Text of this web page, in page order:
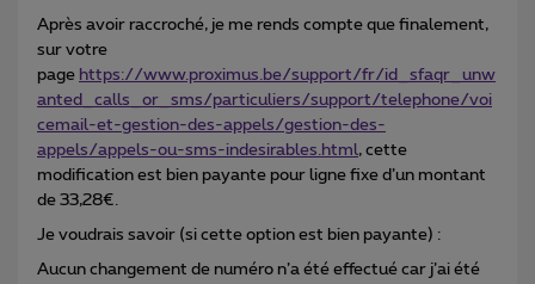
Après avoir raccroché, je me rends compte que finalement,
sur votre
page https://www.proximus.be/support/fr/id_sfaqr_unw
anted_calls_or_sms/particuliers/support/telephone/voi
cemail-et-gestion-des-appels/gestion-des-
appels/appels-ou-sms-indesirables.html, cette
modification est bien payante pour ligne fixe d’un montant
de 33,28€.
Je voudrais savoir (si cette option est bien payante) :
Aucun changement de numéro n’a été effectué car j’ai été